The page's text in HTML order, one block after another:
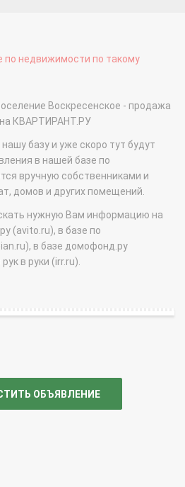
по недвижимости по такому
Воскресенское - продажа
КВАРТИРАНТ.РУ
базу и уже скоро тут будут
в нашей базе по
вручную собственниками и
домов и других помещений.
нужную Вам информацию на
(avito.ru), в базе по
в базе домофонд.ру
в руки (irr.ru).
ОБЪЯВЛЕНИЕ